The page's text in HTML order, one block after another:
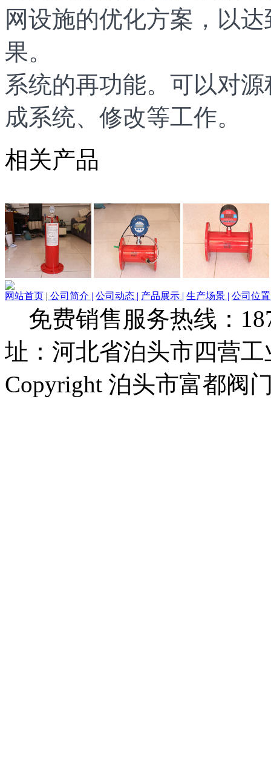
网设施的优化方案，以
果。
系统的再功能。可以对
成系统、修改等工作。
相关产品
网站首页 | 公司简介 | 公司动态 | 产品展示 | 生产场景 | 公司位
免费销售服务热线：
址：河北省泊头市四营工
Copyright 泊头市富都阀